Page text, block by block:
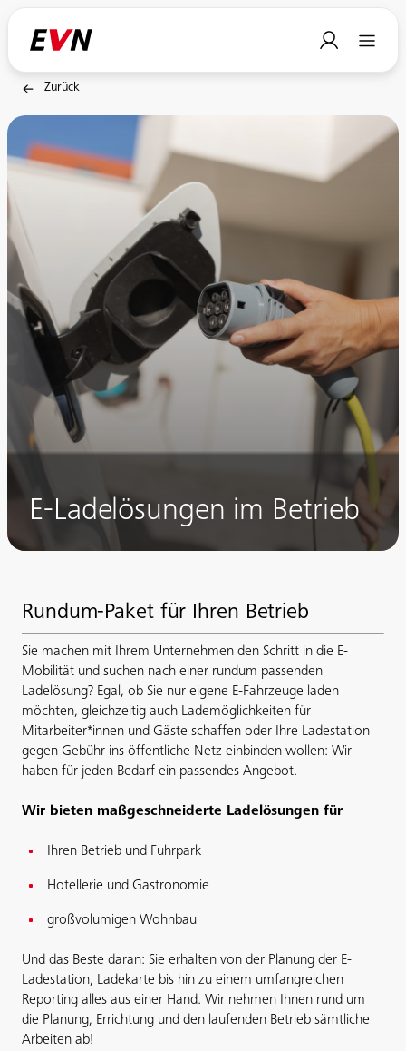
Zurück
E-Ladelösungen im Betrieb
Rundum-Paket für Ihren Betrieb
Sie machen mit Ihrem Unternehmen den Schritt in die E-
Mobilität und suchen nach einer rundum passenden
Ladelösung? Egal, ob Sie nur eigene E-Fahrzeuge laden
möchten, gleichzeitig auch Lademöglichkeiten für
Mitarbeiter*innen und Gäste schaffen oder Ihre Ladestation
gegen Gebühr ins öffentliche Netz einbinden wollen: Wir
haben für jeden Bedarf ein passendes Angebot.
Wir bieten maßgeschneiderte Ladelösungen für
Ihren Betrieb und Fuhrpark
Hotellerie und Gastronomie
großvolumigen Wohnbau
Und das Beste daran: Sie erhalten von der Planung der E-
Ladestation, Ladekarte bis hin zu einem umfangreichen
Reporting alles aus einer Hand. Wir nehmen Ihnen rund um
die Planung, Errichtung und den laufenden Betrieb sämtliche
Arbeiten ab!